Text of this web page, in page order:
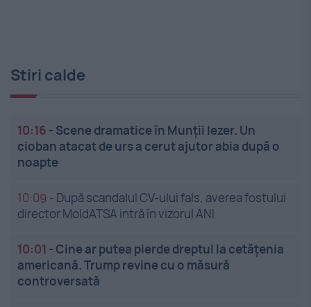
Stiri calde
10:16 - Scene dramatice în Munții Iezer. Un
cioban atacat de urs a cerut ajutor abia după o
noapte
10:09 - După scandalul CV-ului fals, averea fostului
director MoldATSA intră în vizorul ANI
10:01 -Cine ar putea pierde dreptul la cetățenia
americană. Trump revine cu o măsură
controversată